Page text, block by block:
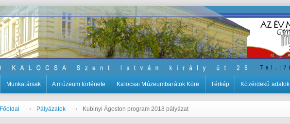
Munkatársak A múzeum története Kalocsai Múzeumbarátok Köre Térkép Közérdekű adatok
Főoldal Pályázatok Kubinyi Ágoston program 2018 pályázat